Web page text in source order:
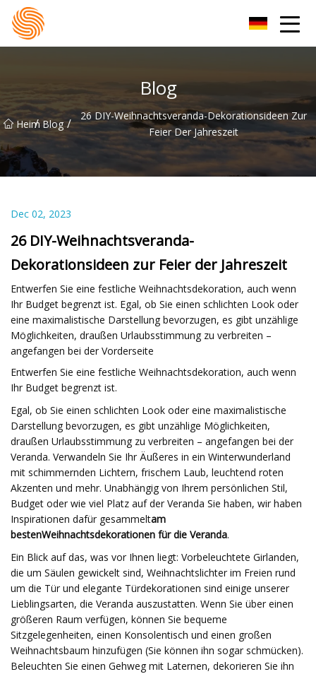
Blog
Heim
/ Blog /
26 DIY-Weihnachtsveranda-Dekorationsideen Zur
Feier Der Jahreszeit
Dec 02, 2023
26 DIY-Weihnachtsveranda-
Dekorationsideen zur Feier der Jahreszeit
Entwerfen Sie eine festliche Weihnachtsdekoration, auch wenn
Ihr Budget begrenzt ist. Egal, ob Sie einen schlichten Look oder
eine maximalistische Darstellung bevorzugen, es gibt unzählige
Möglichkeiten, draußen Urlaubsstimmung zu verbreiten –
angefangen bei der Vorderseite
Entwerfen Sie eine festliche Weihnachtsdekoration, auch wenn
Ihr Budget begrenzt ist.
Egal, ob Sie einen schlichten Look oder eine maximalistische
Darstellung bevorzugen, es gibt unzählige Möglichkeiten,
draußen Urlaubsstimmung zu verbreiten – angefangen bei der
Veranda. Verwandeln Sie Ihr Äußeres in ein Winterwunderland
mit schimmernden Lichtern, frischem Laub, leuchtend roten
Akzenten und mehr. Unabhängig von Ihrem persönlichen Stil,
Budget oder wie viel Platz auf der Veranda Sie haben, wir haben
Inspirationen dafür gesammeltam
bestenWeihnachtsdekorationen für die Veranda.
Ein Blick auf das, was vor Ihnen liegt: Vorbeleuchtete Girlanden,
die um Säulen gewickelt sind, Weihnachtslichter im Freien rund
um die Tür und elegante Türdekorationen sind einige unserer
Lieblingsarten, die Veranda auszustatten. Wenn Sie über einen
größeren Raum verfügen, können Sie bequeme
Sitzgelegenheiten, einen Konsolentisch und einen großen
Weihnachtsbaum hinzufügen (Sie können ihn sogar schmücken).
Beleuchten Sie einen Gehweg mit Laternen, dekorieren Sie ihn